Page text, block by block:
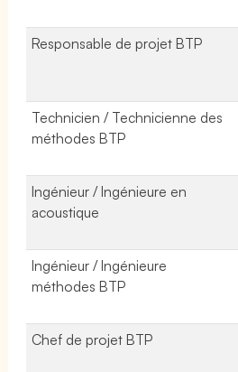
Responsable de projet BTP
Technicien / Technicienne des
méthodes BTP
Ingénieur / Ingénieure en
acoustique
Ingénieur / Ingénieure
méthodes BTP
Chef de projet BTP